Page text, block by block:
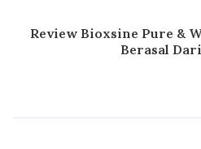
Review Bioxsine Pure &
Berasal